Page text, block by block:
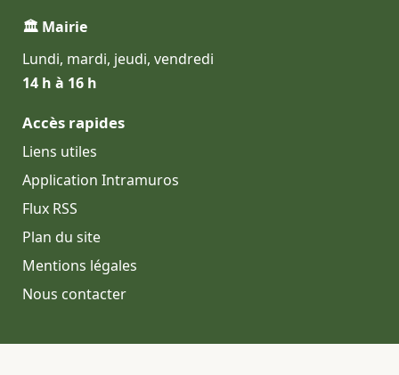
🏛 Mairie
Lundi, mardi, jeudi, vendredi
14 h à 16 h
Accès rapides
Liens utiles
Application Intramuros
Flux RSS
Plan du site
Mentions légales
Nous contacter